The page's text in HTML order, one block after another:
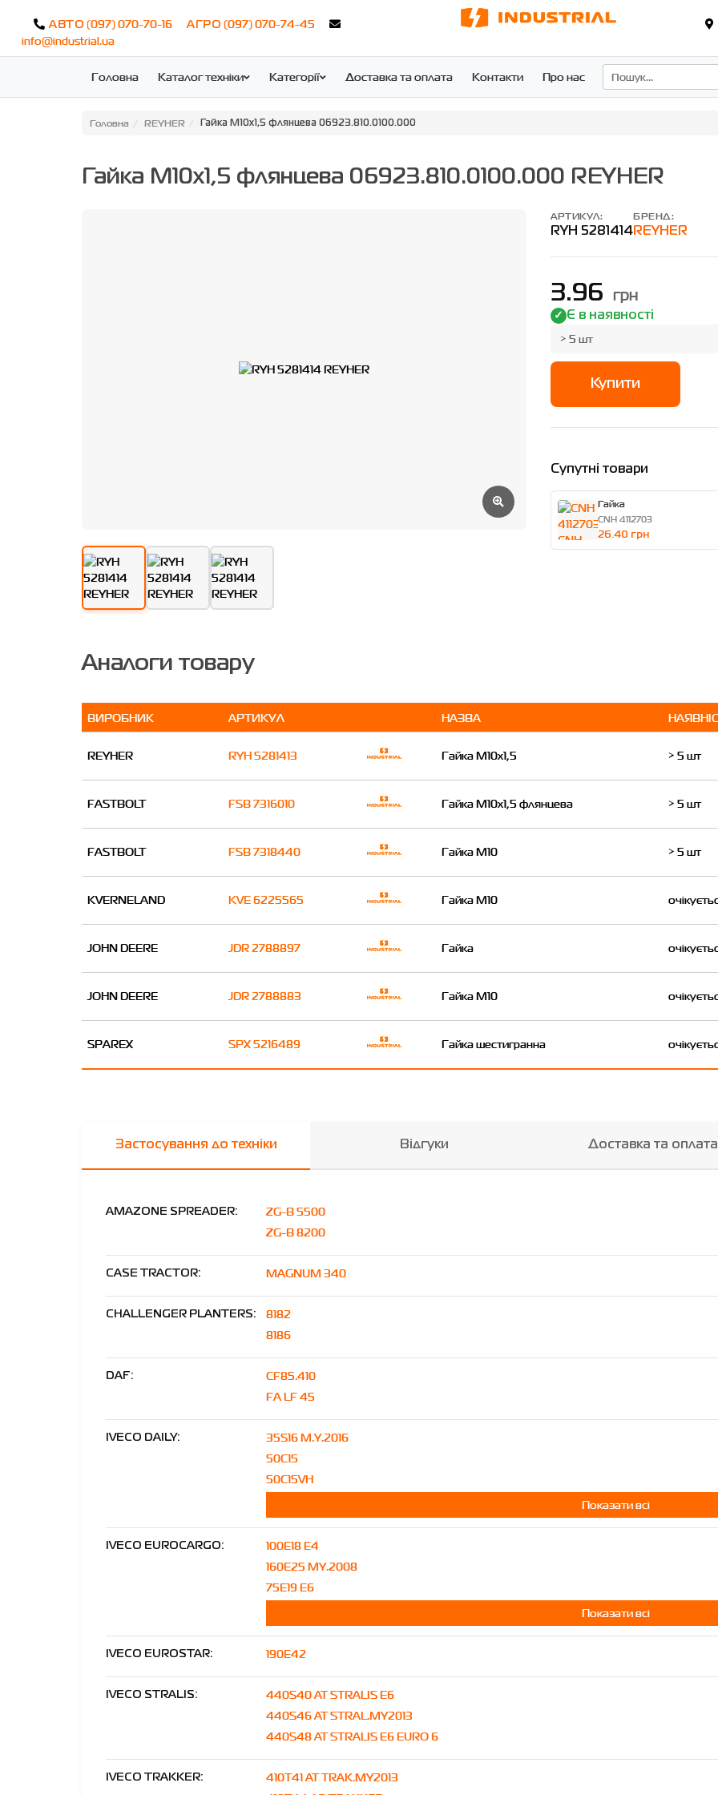
АВТО (097) 070-70-16 АГРО (097) 070-74-45
info@industrial.ua
Головна Каталог техніки Категорії Доставка та оплата Контакти Про нас
Головна REYHER Гайка M10x1,5 флянцева 06923.810.0100.000
Гайка M10x1,5 флянцева 06923.810.0100.000 REYHER
АРТИКУЛ:
RYH 5281414
БРЕНД:
REYHER
3.96 грн
Є в наявності
> 5 шт
Купити
Супутні товари
Гайка
CNH 4112703
26.40 грн
Аналоги товару
ВИРОБНИК АРТИКУЛ НАЗВА
REYHER RYH 5281413 Гайка M10x1,5 > 5 шт
FASTBOLT FSB 7316010 Гайка M10x1,5 флянцева > 5 шт
FASTBOLT FSB 7318440 Гайка М10 > 5 шт
KVERNELAND KVE 6225565 Гайка М10
JOHN DEERE JDR 2788897 Гайка
JOHN DEERE JDR 2788883 Гайка М10
SPAREX SPX 5216489 Гайка шестигранна
Застосування до техніки Відгуки Доставка та оплата
AMAZONE SPREADER:
ZG-B 5500
ZG-B 8200
CASE TRACTOR: MAGNUM 340
CHALLENGER PLANTERS:
8182
8186
DAF:
CF85.410
FA LF 45
IVECO DAILY:
35S16 M.Y.2016
50C15
50C15VH
Показати всі
IVECO EUROCARGO:
100E18 E4
160E25 MY.2008
75E19 E6
Показати всі
IVECO EUROSTAR: 190E42
IVECO STRALIS:
440S40 AT STRALIS E6
440S46 AT STRAL.MY2013
440S48 AT STRALIS E6 EURO 6
IVECO TRAKKER:
410T41 AT TRAK.MY2013